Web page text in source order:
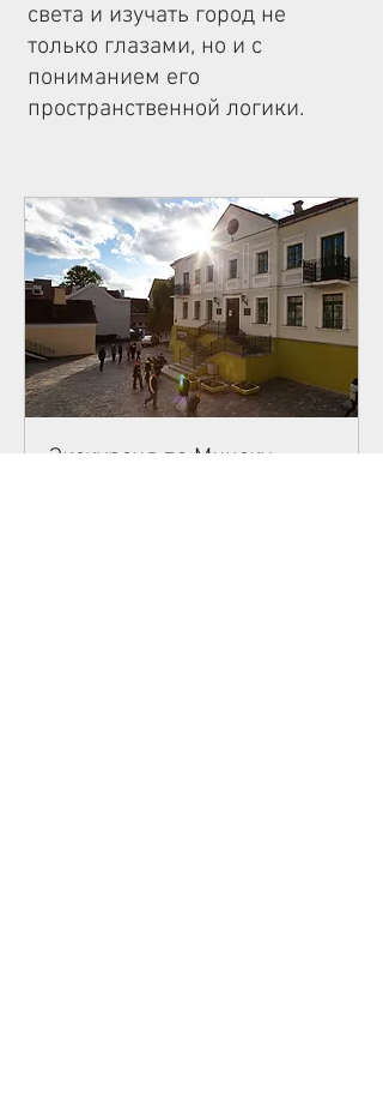
света и изучать город не
только глазами, но и с
пониманием его
пространственной логики.
Экскурсия по Минску